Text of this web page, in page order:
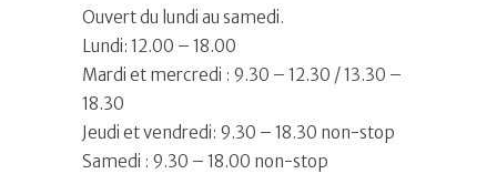
Ouvert du lundi au samedi.
Lundi: 12.00 – 18.00
Mardi et mercredi : 9.30 – 12.30 / 13.30 –
18.30
Jeudi et vendredi: 9.30 – 18.30 non-stop
Samedi : 9.30 – 18.00 non-stop